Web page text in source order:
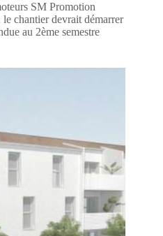
SM Promotion
chantier devrait démarrer
au 2ème semestre